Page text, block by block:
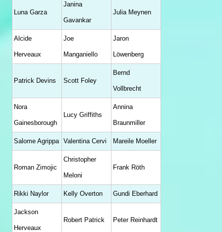
Luna Garza
Janina
Gavankar
Julia Meynen
Alcide
Herveaux
Joe
Manganiello
Jaron
Löwenberg
Patrick Devins Scott Foley
Bernd
Vollbrecht
Nora
Gainesborough
Lucy Griffiths
Annina
Braunmiller
Salome Agrippa Valentina Cervi Mareile Moeller
Roman Zimojic
Christopher
Meloni
Frank Röth
Rikki Naylor Kelly Overton Gundi Eberhard
Jackson
Herveaux
Robert Patrick Peter Reinhardt